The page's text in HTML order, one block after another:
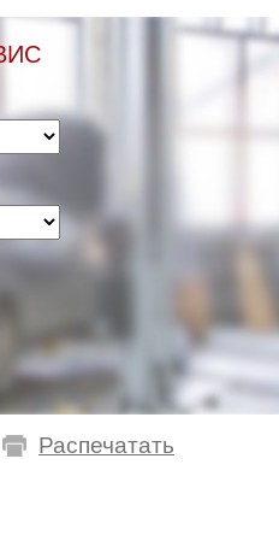
Распечатать